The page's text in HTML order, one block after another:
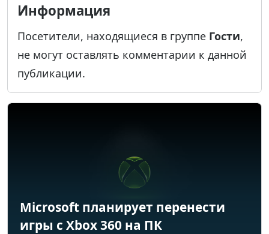
Информация
Посетители, находящиеся в группе Гости,
не могут оставлять комментарии к данной
публикации.
Microsoft планирует перенести
игры с Xbox 360 на ПК